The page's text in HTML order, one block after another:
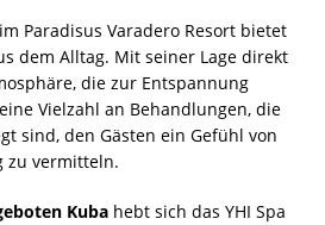
im Paradisus Varadero Resort bietet
dem Alltag. Mit seiner Lage direkt
die zur Entspannung
Vielzahl an Behandlungen, die
sind, den Gästen ein Gefühl von
zu vermitteln.
Kuba hebt sich das YHI Spa